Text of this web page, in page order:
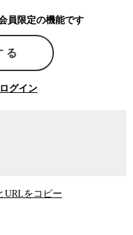
ても、野党は結束して対
民主党はむしろより自民党
づこうとしていると、野党
すればいいのだろうか。
る必要があると説く。国内
成熟した市民社会の伝統
本当に日本で実現可能なの
つ一つ政策を積み上げてい
員限定の機能です
る
ログイン
URLをコピー